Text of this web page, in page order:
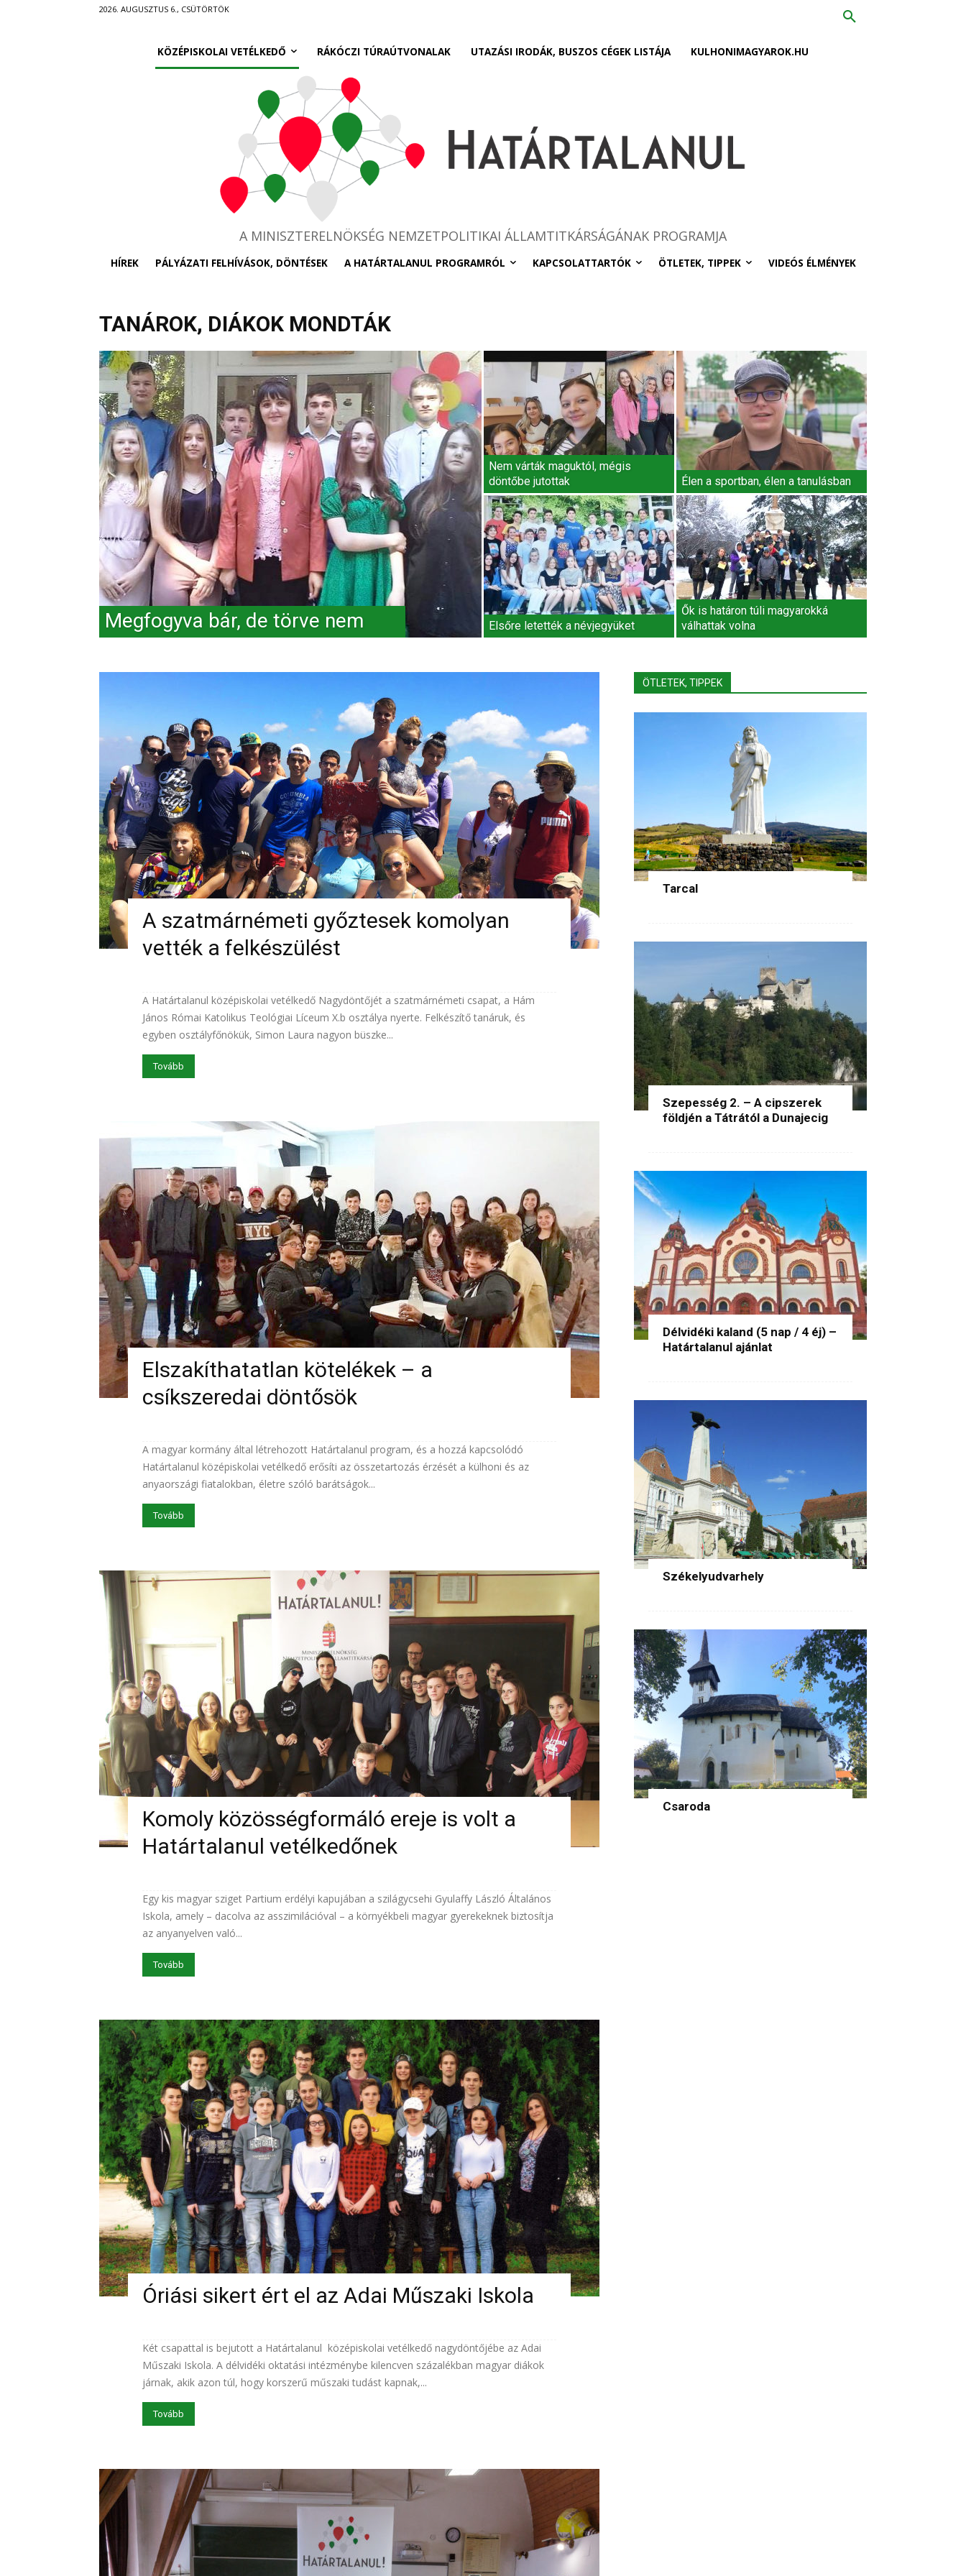
2026. AUGUSZTUS 6., CSÜTÖRTÖK
KÖZÉPISKOLAI VETÉLKEDŐ RÁKÓCZI TÚRAÚTVONALAK UTAZÁSI IRODÁK, BUSZOS CÉGEK LISTÁJA KULHONIMAGYAROK.HU
A MINISZTERELNÖKSÉG NEMZETPOLITIKAI ÁLLAMTITKÁRSÁGÁNAK PROGRAMJA
HÍREK PÁLYÁZATI FELHÍVÁSOK, DÖNTÉSEK A HATÁRTALANUL PROGRAMRÓL KAPCSOLATTARTÓK ÖTLETEK, TIPPEK VIDEÓS ÉLMÉNYEK
TANÁROK, DIÁKOK MONDTÁK
Megfogyva bár, de törve nem
Nem várták maguktól, mégis
döntőbe jutottak
Élen a sportban, élen a tanulásban
Elsőre letették a névjegyüket
Ők is határon túli magyarokká
válhattak volna
A szatmárnémeti győztesek komolyan
vették a felkészülést
A Határtalanul középiskolai vetélkedő Nagydöntőjét a szatmárnémeti csapat, a Hám
János Római Katolikus Teológiai Líceum X.b osztálya nyerte. Felkészítő tanáruk, és
egyben osztályfőnökük, Simon Laura nagyon büszke...
Tovább
Elszakíthatatlan kötelékek – a
csíkszeredai döntősök
A magyar kormány által létrehozott Határtalanul program, és a hozzá kapcsolódó
Határtalanul középiskolai vetélkedő erősíti az összetartozás érzését a külhoni és az
anyaországi fiatalokban, életre szóló barátságok...
Tovább
Komoly közösségformáló ereje is volt a
Határtalanul vetélkedőnek
Egy kis magyar sziget Partium erdélyi kapujában a szilágycsehi Gyulaffy László Általános
Iskola, amely – dacolva az asszimilációval – a környékbeli magyar gyerekeknek biztosítja
az anyanyelven való...
Tovább
Óriási sikert ért el az Adai Műszaki Iskola
Két csapattal is bejutott a Határtalanul középiskolai vetélkedő nagydöntőjébe az Adai
Műszaki Iskola. A délvidéki oktatási intézménybe kilencven százalékban magyar diákok
járnak, akik azon túl, hogy korszerű műszaki tudást kapnak,...
Tovább
ÖTLETEK, TIPPEK
Tarcal
Szepesség 2. – A cipszerek
földjén a Tátrától a Dunajecig
Délvidéki kaland (5 nap / 4 éj) –
Határtalanul ajánlat
Székelyudvarhely
Csaroda